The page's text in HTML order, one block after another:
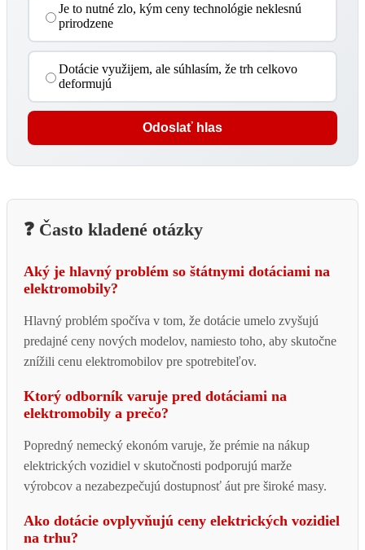
Je to nutné zlo, kým ceny technológie neklesnú
prirodzene
Dotácie využijem, ale súhlasím, že trh celkovo
deformujú
Odoslať hlas
❓ Často kladené otázky
Aký je hlavný problém so štátnymi dotáciami na
elektromobily?
Hlavný problém spočíva v tom, že dotácie umelo zvyšujú
predajné ceny nových modelov, namiesto toho, aby skutočne
znížili cenu elektromobilov pre spotrebiteľov.
Ktorý odborník varuje pred dotáciami na
elektromobily a prečo?
Popredný nemecký ekonóm varuje, že prémie na nákup
elektrických vozidiel v skutočnosti podporujú marže
výrobcov a nezabezpečujú dostupnosť áut pre široké masy.
Ako dotácie ovplyvňujú ceny elektrických vozidiel
na trhu?